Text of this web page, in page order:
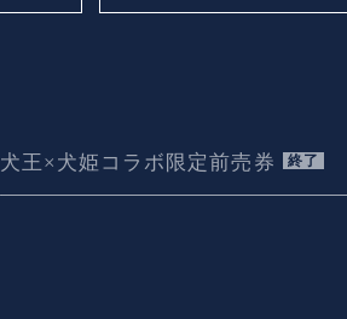
犬王×犬姫コラボ 限定前売券 終了